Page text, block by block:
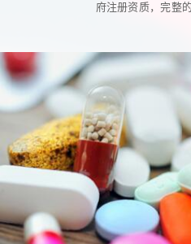
府注册资质，完整